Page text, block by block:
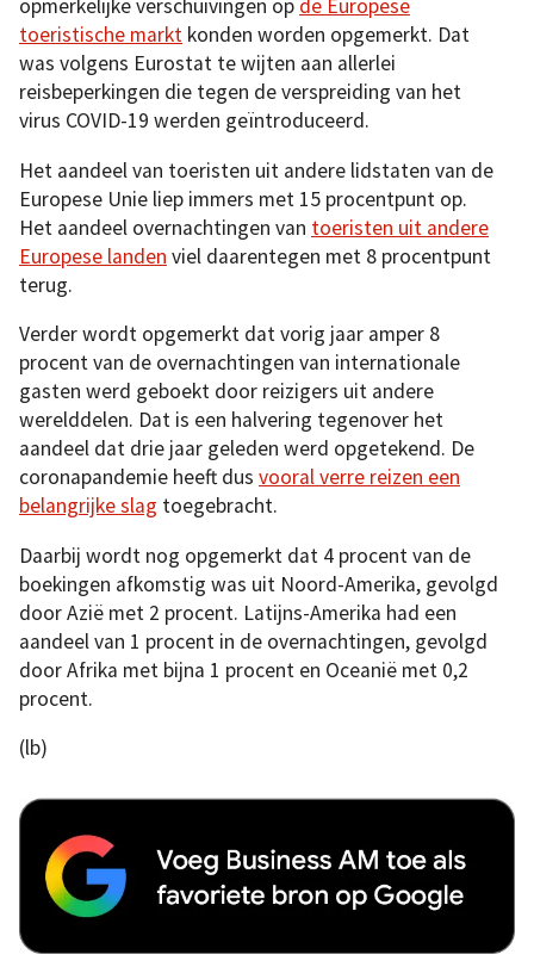
opmerkelijke verschuivingen op de Europese
toeristische markt konden worden opgemerkt. Dat
was volgens Eurostat te wijten aan allerlei
reisbeperkingen die tegen de verspreiding van het
virus COVID-19 werden geïntroduceerd.
Het aandeel van toeristen uit andere lidstaten van de
Europese Unie liep immers met 15 procentpunt op.
Het aandeel overnachtingen van toeristen uit andere
Europese landen viel daarentegen met 8 procentpunt
terug.
Verder wordt opgemerkt dat vorig jaar amper 8
procent van de overnachtingen van internationale
gasten werd geboekt door reizigers uit andere
werelddelen. Dat is een halvering tegenover het
aandeel dat drie jaar geleden werd opgetekend. De
coronapandemie heeft dus vooral verre reizen een
belangrijke slag toegebracht.
Daarbij wordt nog opgemerkt dat 4 procent van de
boekingen afkomstig was uit Noord-Amerika, gevolgd
door Azië met 2 procent. Latijns-Amerika had een
aandeel van 1 procent in de overnachtingen, gevolgd
door Afrika met bijna 1 procent en Oceanië met 0,2
procent.
(lb)